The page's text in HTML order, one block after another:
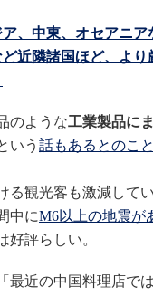
、中東、オセアニア
近隣諸国ほど、よ
のような工業製品に
いう 話もあるとのこと
観光客も激減して
中にM6以上の地震が
好評らしい。
最近の中国料理店で